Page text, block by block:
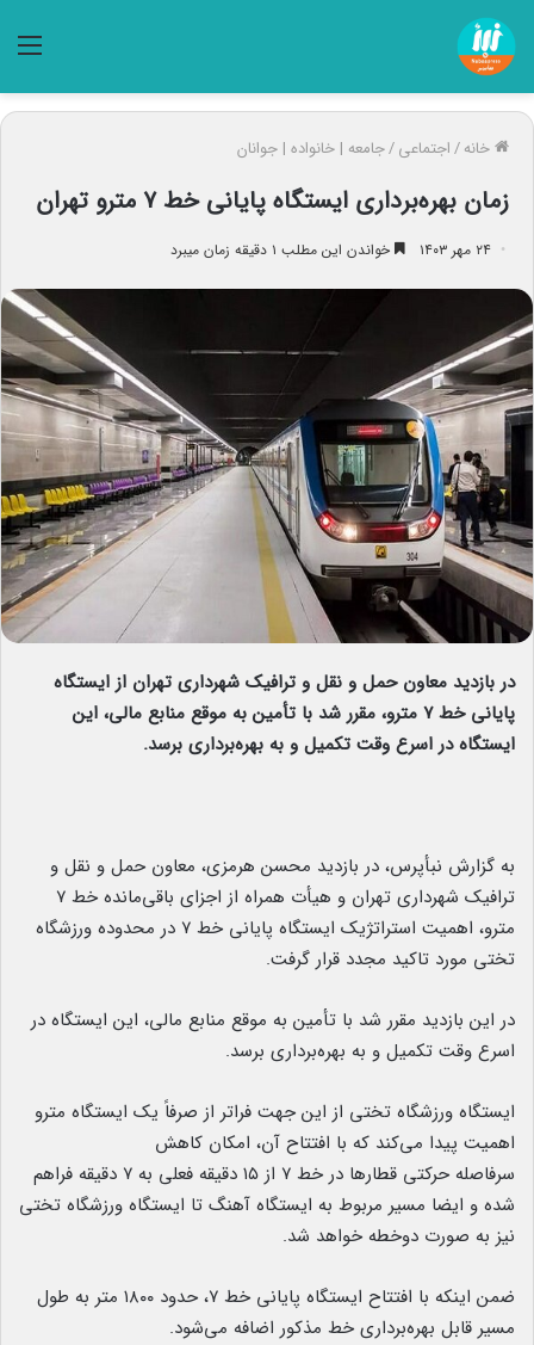
خانه/اجتماعی/جامعه | خانواده | جوانان
زمان بهره‌برداری ایستگاه پایانی خط ۷ مترو تهران
۲۴ مهر ۱۴۰۳ خواندن این مطلب ۱ دقیقه زمان میبرد
در بازدید معاون حمل و نقل و ترافیک شهرداری تهران از ایستگاه
پایانی خط ۷ مترو، مقرر شد با تأمین به موقع منابع مالی، این
ایستگاه در اسرع وقت تکمیل و به بهره‌برداری برسد.
به گزارش نبأپرس، در بازدید محسن هرمزی، معاون حمل و نقل و
ترافیک شهرداری تهران و هیأت همراه از اجزای باقی‌مانده خط ۷
مترو، اهمیت استراتژیک ایستگاه پایانی خط ۷ در محدوده ورزشگاه
تختی مورد تاکید مجدد قرار گرفت.
در این بازدید مقرر شد با تأمین به موقع منابع مالی، این ایستگاه در
اسرع وقت تکمیل و به بهره‌برداری برسد.
ایستگاه ورزشگاه تختی از این جهت فراتر از صرفاً یک ایستگاه مترو
اهمیت پیدا می‌کند که با افتتاح آن، امکان کاهش
سرفاصله حرکتی قطارها در خط ۷ از ۱۵ دقیقه فعلی به ۷ دقیقه فراهم
شده و ایضا مسیر مربوط به ایستگاه آهنگ تا ایستگاه ورزشگاه تختی
نیز به صورت دوخطه خواهد شد.
ضمن اینکه با افتتاح ایستگاه پایانی خط ۷، حدود ۱۸۰۰ متر به طول
مسیر قابل بهره‌برداری خط مذکور اضافه می‌شود.